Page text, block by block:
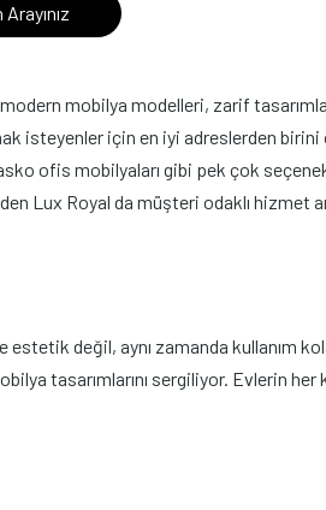
mobilya modelleri, zarif
isteyenler için en iyi adreslerden birini
ofis mobilyaları gibi pek çok
Lux Royal da müşteri odaklı hizmet
değil, aynı zamanda kullanım
tasarımlarını sergiliyor. Evlerin